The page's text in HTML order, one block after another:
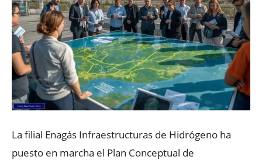
La filial Enagás Infraestructuras de Hidrógeno ha
puesto en marcha el Plan Conceptual de